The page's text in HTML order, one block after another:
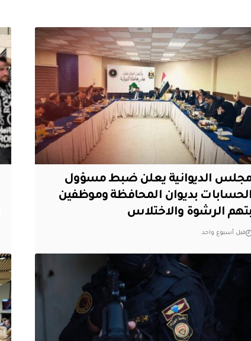
الديوانية يعلن ضبط مسؤول
الحسابات بديوان المحافظة وموظفين
بتهم الرشوة والاختلاس
قبل أسبوع واحد